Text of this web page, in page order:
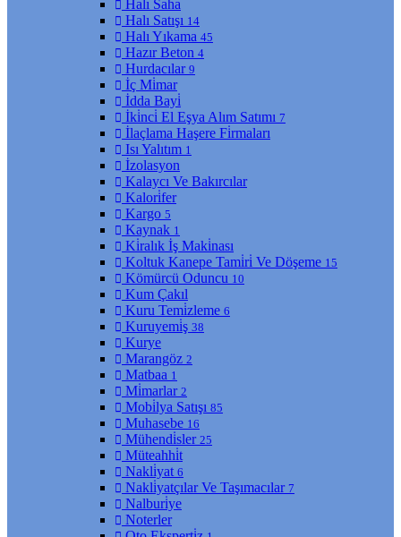
Halı Saha
Halı Satışı 14
Halı Yıkama 45
Hazır Beton 4
Hurdacılar 9
İç Mi̇mar
İdda Bayi̇
İki̇nci̇ El Eşya Alım Satımı 7
İlaçlama Haşere Fi̇rmaları
Isı Yalıtım 1
İzolasyon
Kalaycı Ve Bakırcılar
Kalori̇fer
Kargo 5
Kaynak 1
Ki̇ralık İş Maki̇nası
Koltuk Kanepe Tami̇ri̇ Ve Döşeme 15
Kömürcü Oduncu 10
Kum Çakıl
Kuru Temi̇zleme 6
Kuruyemi̇ş 38
Kurye
Marangöz 2
Matbaa 1
Mi̇marlar 2
Mobi̇lya Satışı 85
Muhasebe 16
Mühendi̇sler 25
Müteahhi̇t
Nakli̇yat 6
Nakli̇yatçılar Ve Taşımacılar 7
Nalburi̇ye
Noterler